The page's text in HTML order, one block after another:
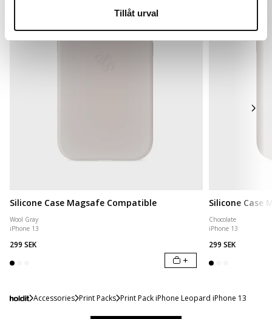
Tillåt urval
Silicone Case Magsafe Compatible
Wool Gray
iPhone 13
299 SEK
+
Silicone Case
Chocolate
iPhone 13
299 SEK
Accessories Print Packs Print Pack iPhone Leopard iPhone 13